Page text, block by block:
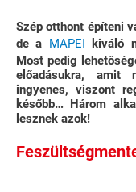
Szép otthont építeni
de a MAPEI kiváló
Most pedig
előadásukra, amit
ingyenes, viszont
később… Három
lesznek azok!